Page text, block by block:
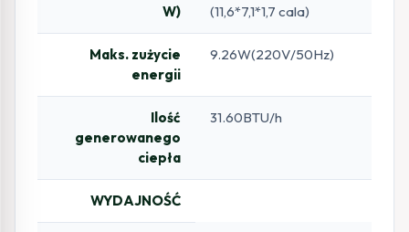
W)
(11,6*7,1*1,7 cala)
Maks. zużycie
energii
9.26W(220V/50Hz)
Ilość
generowanego
ciepła
31.60BTU/h
WYDAJNOŚĆ